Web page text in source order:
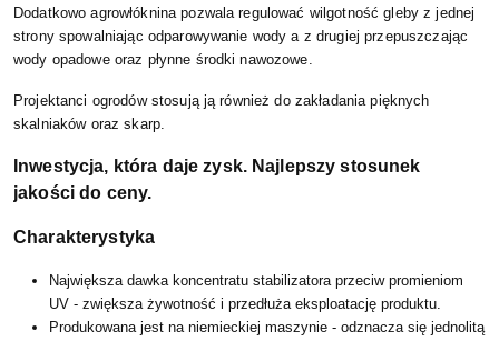
Dodatkowo agrowłóknina pozwala regulować wilgotność gleby z jednej
strony spowalniając odparowywanie wody a z drugiej przepuszczając
wody opadowe oraz płynne środki nawozowe.
Projektanci ogrodów stosują ją również do zakładania pięknych
skalniaków oraz skarp.
Inwestycja, która daje zysk. Najlepszy stosunek
jakości do ceny.
Charakterystyka
Największa dawka koncentratu stabilizatora przeciw promieniom
UV - zwiększa żywotność i przedłuża eksploatację produktu.
Produkowana jest na niemieckiej maszynie - odznacza się jednolitą